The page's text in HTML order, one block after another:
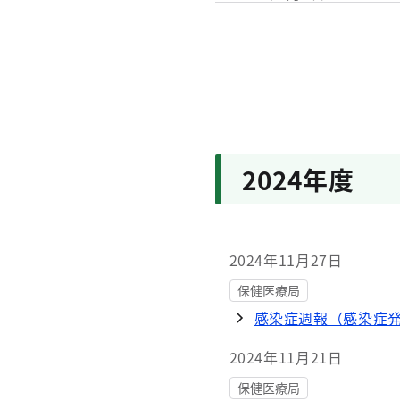
2025年6月20日
2024年度
2024年11月27日
保健医療局
感染症週報（感染症
2024年11月21日
保健医療局